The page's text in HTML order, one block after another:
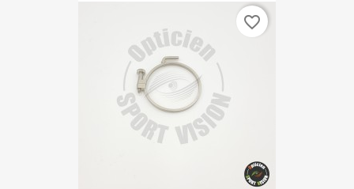
favorite_border